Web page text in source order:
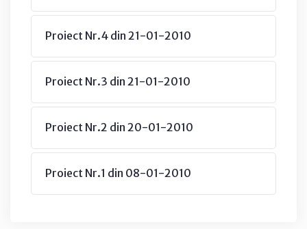
Proiect Nr.4 din 21-01-2010
Proiect Nr.3 din 21-01-2010
Proiect Nr.2 din 20-01-2010
Proiect Nr.1 din 08-01-2010